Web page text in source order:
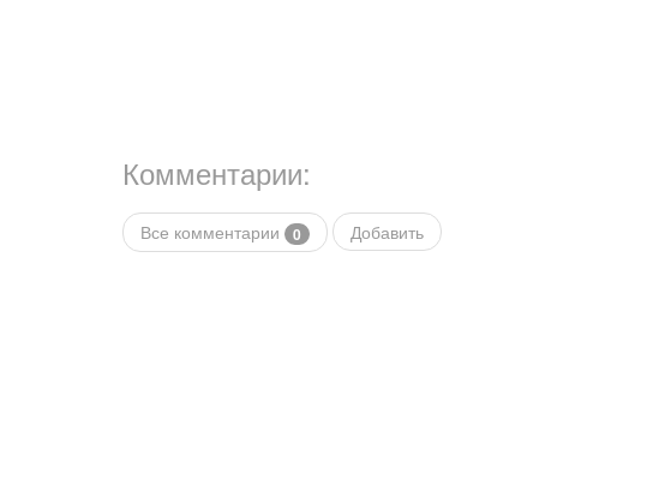
Комментарии:
Все комментарии 0 Добавить